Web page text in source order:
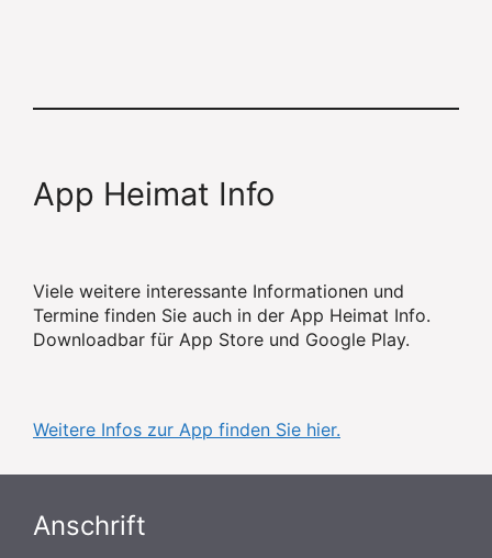
App Heimat Info
Viele weitere interessante Informationen und
Termine finden Sie auch in der App Heimat Info.
Downloadbar für App Store und Google Play.
Weitere Infos zur App finden Sie hier.
Anschrift